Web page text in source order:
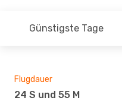
Günstigste Tage
Flugdauer
24 S und 55 M